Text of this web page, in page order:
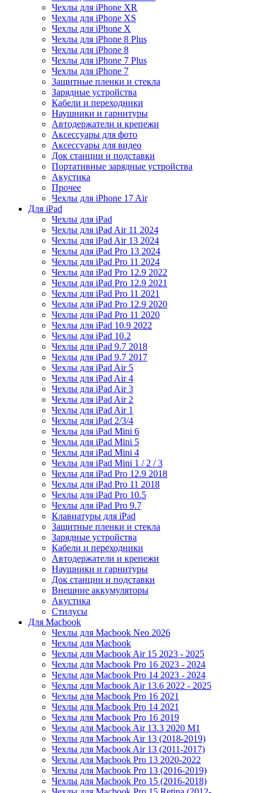
Чехлы для iPhone XR
Чехлы для iPhone XS
Чехлы для iPhone X
Чехлы для iPhone 8 Plus
Чехлы для iPhone 8
Чехлы для iPhone 7 Plus
Чехлы для iPhone 7
Защитные пленки и стекла
Зарядные устройства
Кабели и переходники
Наушники и гарнитуры
Автодержатели и крепежи
Аксессуары для фото
Аксессуары для видео
Док станции и подставки
Портативные зарядные устройства
Акустика
Прочее
Чехлы для iPhone 17 Air
Для iPad
Чехлы для iPad
Чехлы для iPad Air 11 2024
Чехлы для iPad Air 13 2024
Чехлы для iPad Pro 13 2024
Чехлы для iPad Pro 11 2024
Чехлы для iPad Pro 12.9 2022
Чехлы для iPad Pro 12.9 2021
Чехлы для iPad Pro 11 2021
Чехлы для iPad Pro 12.9 2020
Чехлы для iPad Pro 11 2020
Чехлы для iPad 10.9 2022
Чехлы для iPad 10.2
Чехлы для iPad 9.7 2018
Чехлы для iPad 9.7 2017
Чехлы для iPad Air 5
Чехлы для iPad Air 4
Чехлы для iPad Air 3
Чехлы для iPad Air 2
Чехлы для iPad Air 1
Чехлы для iPad 2/3/4
Чехлы для iPad Mini 6
Чехлы для iPad Mini 5
Чехлы для iPad Mini 4
Чехлы для iPad Mini 1 / 2 / 3
Чехлы для iPad Pro 12.9 2018
Чехлы для iPad Pro 11 2018
Чехлы для iPad Pro 10.5
Чехлы для iPad Pro 9.7
Клавиатуры для iPad
Защитные пленки и стекла
Зарядные устройства
Кабели и переходники
Автодержатели и крепежи
Наушники и гарнитуры
Док станции и подставки
Внешние аккумуляторы
Акустика
Стилусы
Для Macbook
Чехлы для Macbook Neo 2026
Чехлы для Macbook
Чехлы для Macbook Air 15 2023 - 2025
Чехлы для Macbook Pro 16 2023 - 2024
Чехлы для Macbook Pro 14 2023 - 2024
Чехлы для Macbook Air 13.6 2022 - 2025
Чехлы для Macbook Pro 16 2021
Чехлы для Macbook Pro 14 2021
Чехлы для Macbook Pro 16 2019
Чехлы для Macbook Air 13.3 2020 M1
Чехлы для Macbook Air 13 (2018-2019)
Чехлы для Macbook Air 13 (2011-2017)
Чехлы для Macbook Pro 13 2020-2022
Чехлы для Macbook Pro 13 (2016-2019)
Чехлы для Macbook Pro 15 (2016-2018)